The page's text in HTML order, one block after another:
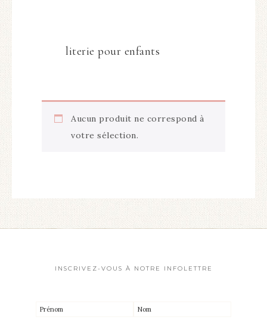
literie pour enfants
Aucun produit ne correspond à
votre sélection.
INSCRIVEZ-VOUS À NOTRE INFOLETTRE